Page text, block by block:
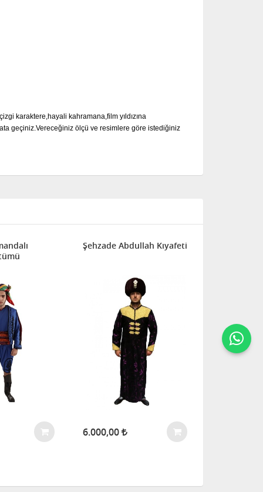
karaktere,hayali kahramana,film yıldızına
geçiniz.Vereceğiniz ölçü ve resimlere göre istediğiniz
Şehzade Abdullah Kıyafeti
6.000,00